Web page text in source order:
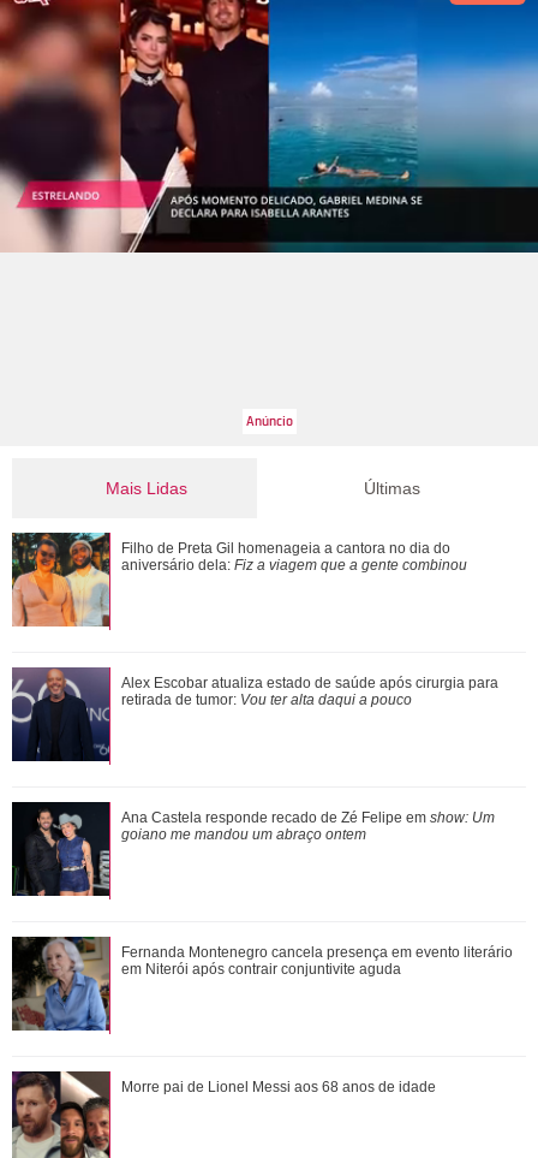
Mais Lidas
Alex Escobar atualiza estado de saúde após cirurgia para
retirada de tumor: Vou ter alta da...
Adriana fica sabendo por Pedro, Cléber e André que a
promotoria acatou as denúncias de Sue...
Ariana Grande anuncia pausa na carreira após críticas ao
corpo
Neymar Jr. brinca com Bruna Biancardi durante quadrilha e
cena viraliza; assista!
Últimas
Filho de Preta Gil homenageia a cantora no dia do
aniversário dela: Fiz a viagem que a gente combinou
Alex Escobar atualiza estado de saúde após cirurgia para
retirada de tumor: Vou ter alta daqui a pouco
Ana Castela responde recado de Zé Felipe em show: Um
goiano me mandou um abraço ontem
Fernanda Montenegro cancela presença em evento literário
em Niterói após contrair conjuntivite aguda
Morre pai de Lionel Messi aos 68 anos de idade